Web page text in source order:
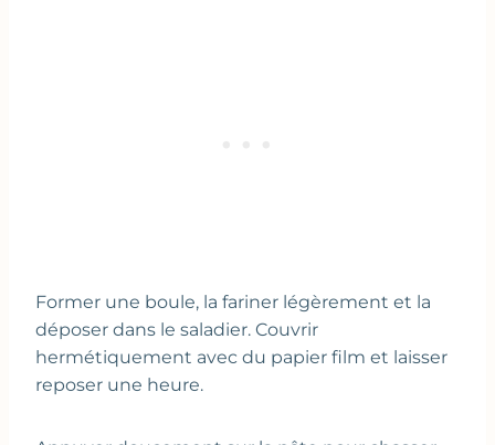
Former une boule, la fariner légèrement et la
déposer dans le saladier. Couvrir
hermétiquement avec du papier film et laisser
reposer une heure.